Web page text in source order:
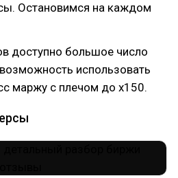
Остановимся на каждом
доступно большое число
использовать
маржу с плечом до х150.